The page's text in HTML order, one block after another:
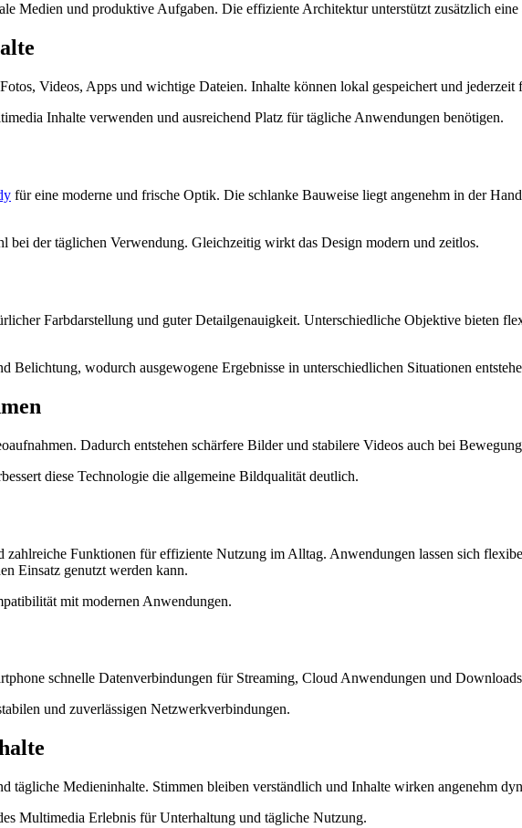
Medien und produktive Aufgaben. Die effiziente Architektur unterstützt zusätzlich
Videos, Apps und wichtige Dateien. Inhalte können lokal gespeichert und
Inhalte verwenden und ausreichend Platz für tägliche Anwendungen benötigen.
für eine moderne und frische Optik. Die schlanke Bauweise liegt angenehm in der
der täglichen Verwendung. Gleichzeitig wirkt das Design modern und zeitlos.
Farbdarstellung und guter Detailgenauigkeit. Unterschiedliche Objektive bieten
wodurch ausgewogene Ergebnisse in unterschiedlichen Situationen
Dadurch entstehen schärfere Bilder und stabilere Videos auch bei
diese Technologie die allgemeine Bildqualität deutlich.
Funktionen für effiziente Nutzung im Alltag. Anwendungen lassen sich
Einsatz genutzt werden kann.
mit modernen Anwendungen.
schnelle Datenverbindungen für Streaming, Cloud Anwendungen und
und zuverlässigen Netzwerkverbindungen.
Medieninhalte. Stimmen bleiben verständlich und Inhalte wirken angenehm
Multimedia Erlebnis für Unterhaltung und tägliche Nutzung.